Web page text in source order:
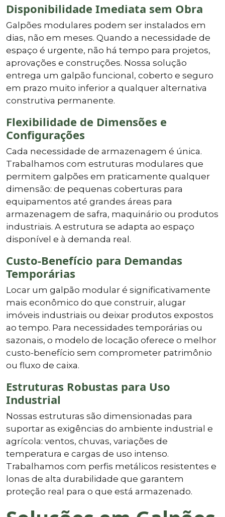
Disponibilidade Imediata sem Obra
Galpões modulares podem ser instalados em
dias, não em meses. Quando a necessidade de
espaço é urgente, não há tempo para projetos,
aprovações e construções. Nossa solução
entrega um galpão funcional, coberto e seguro
em prazo muito inferior a qualquer alternativa
construtiva permanente.
Flexibilidade de Dimensões e
Configurações
Cada necessidade de armazenagem é única.
Trabalhamos com estruturas modulares que
permitem galpões em praticamente qualquer
dimensão: de pequenas coberturas para
equipamentos até grandes áreas para
armazenagem de safra, maquinário ou produtos
industriais. A estrutura se adapta ao espaço
disponível e à demanda real.
Custo-Benefício para Demandas
Temporárias
Locar um galpão modular é significativamente
mais econômico do que construir, alugar
imóveis industriais ou deixar produtos expostos
ao tempo. Para necessidades temporárias ou
sazonais, o modelo de locação oferece o melhor
custo-benefício sem comprometer patrimônio
ou fluxo de caixa.
Estruturas Robustas para Uso
Industrial
Nossas estruturas são dimensionadas para
suportar as exigências do ambiente industrial e
agrícola: ventos, chuvas, variações de
temperatura e cargas de uso intenso.
Trabalhamos com perfis metálicos resistentes e
lonas de alta durabilidade que garantem
proteção real para o que está armazenado.